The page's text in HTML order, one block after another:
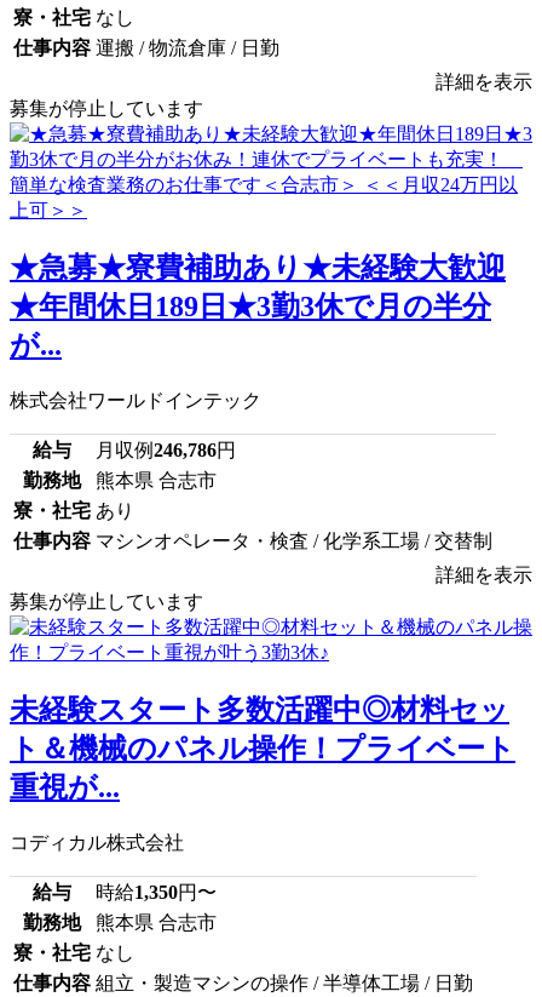
寮・社宅 なし
仕事内容 運搬 / 物流倉庫 / 日勤
詳細を表示
募集が停止しています
★急募★寮費補助あり★未経験大歓迎
★年間休日189日★3勤3休で月の半分
が...
株式会社ワールドインテック
給与 月収例246,786円
勤務地
熊本県 合志市
寮・社宅 あり
仕事内容 マシンオペレータ・検査 / 化学系工場 / 交替制
詳細を表示
募集が停止しています
未経験スタート多数活躍中◎材料セッ
ト＆機械のパネル操作！プライベート
重視が...
コディカル株式会社
給与 時給1,350円〜
勤務地
熊本県 合志市
寮・社宅 なし
仕事内容 組立・製造マシンの操作 / 半導体工場 / 日勤